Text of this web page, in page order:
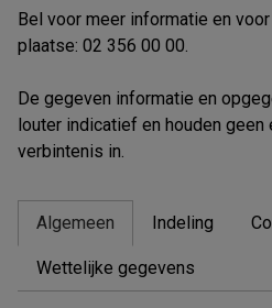
Bel voor meer informatie en
plaatse: 02 356 00 00.
De gegeven informatie en
louter indicatief en houden geen
verbintenis in.
Algemeen Indeling
Wettelijke gegevens